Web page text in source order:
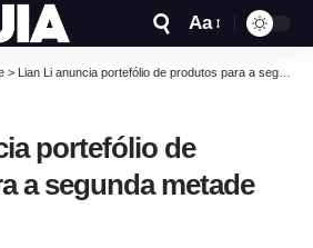
Aa
> Lian Li anuncia portefólio de produtos para a segunda metade de 2026
portefólio de
a segunda metade